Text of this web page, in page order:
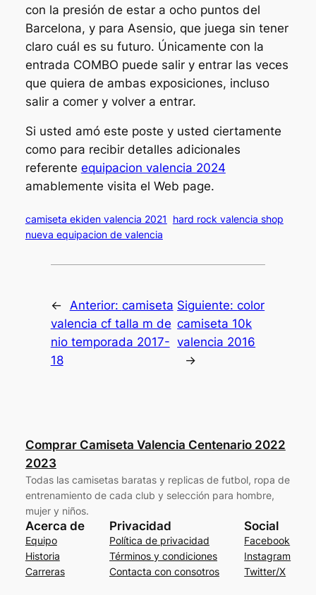
con la presión de estar a ocho puntos del
Barcelona, y para Asensio, que juega sin tener
claro cuál es su futuro. Únicamente con la
entrada COMBO puede salir y entrar las veces
que quiera de ambas exposiciones, incluso
salir a comer y volver a entrar.
Si usted amó este poste y usted ciertamente
como para recibir detalles adicionales
referente equipacion valencia 2024
amablemente visita el Web page.
camiseta ekiden valencia 2021
hard rock valencia shop
nueva equipacion de valencia
← Anterior: camiseta
valencia cf talla m de
nio temporada 2017-
18
Siguiente:color
camiseta 10k
valencia 2016
→
Comprar Camiseta Valencia Centenario 2022
2023
Todas las camisetas baratas y replicas de futbol, ropa de
entrenamiento de cada club y selección para hombre,
mujer y niños.
Acerca de
Equipo
Historia
Carreras
Privacidad
Política de privacidad
Términos y condiciones
Contacta con consotros
Social
Facebook
Instagram
Twitter/X